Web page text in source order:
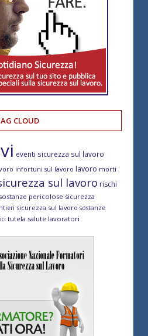
CLOUD
eventi sicurezza sul lavoro
infortuni sul lavoro lavoro morti
sul lavoro rischi
pericolose sicurezza
sicurezza sul lavoro sostanze
tutela salute lavoratori